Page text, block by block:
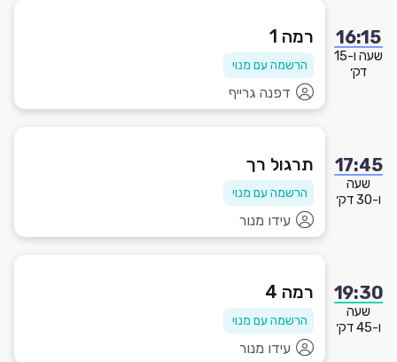
16:15
שעה ו-15
דק׳
רמה 1
הרשמה עם מנוי
דפנה גרייף
17:45
שעה
ו-30 דק׳
תרגול רך
הרשמה עם מנוי
עידו מנור
19:30
שעה
ו-45 דק׳
רמה 4
הרשמה עם מנוי
עידו מנור